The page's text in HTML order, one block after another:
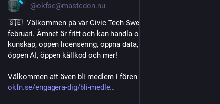
@okfse@mastodon.nu
🇸🇪  Välkommen på vår Civic Tech Sweden meetup 24
februari. Ämnet är fritt och kan handla om alltifrån öppen
kunskap, öppen licensering, öppna data, öppen förvaltning,
öppen AI, öppen källkod och mer!
Välkommen att även bli medlem i föreningen:
okfn.se/engagera-dig/bli-medle